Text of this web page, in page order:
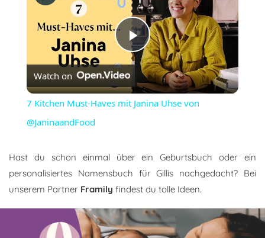
Play
Video
Watch on
7 Kitchen Must-Haves mit Janina Uhse von
@JaninaandFood
Hast du schon einmal über ein Geburtsbuch oder ein
personalisiertes Namensbuch für Gillis nachgedacht? Bei
unserem Partner Framily findest du tolle Ideen.